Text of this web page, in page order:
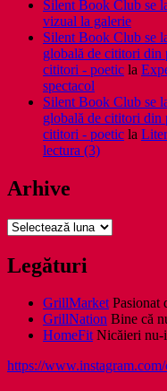
Silent Book Club se
vizual la galerie
Silent Book Club se
globală de cititori din
cititori - poetic la
spectacol
Silent Book Club se
globală de cititori din
cititori - poetic la
lectura (3)
Arhive
Arhive
Legături
GrillMarketPasionat
GrillNation Bine că
HomeFitNicăieri nu-i
https://